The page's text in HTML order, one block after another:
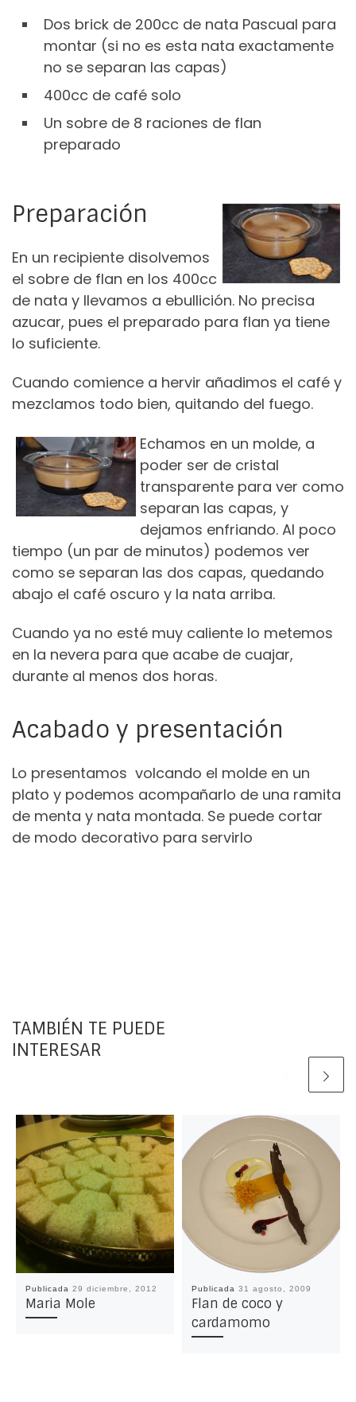
Dos brick de 200cc de nata Pascual para
montar (si no es esta nata exactamente
no se separan las capas)
400cc de café solo
Un sobre de 8 raciones de flan
preparado
Preparación
En un recipiente disolvemos
el sobre de flan en los 400cc
de nata y llevamos a ebullición. No precisa
azucar, pues el preparado para flan ya tiene
lo suficiente.
Cuando comience a hervir añadimos el café y
mezclamos todo bien, quitando del fuego.
Echamos en un molde, a
poder ser de cristal
transparente para ver como
separan las capas, y
dejamos enfriando. Al poco
tiempo (un par de minutos) podemos ver
como se separan las dos capas, quedando
abajo el café oscuro y la nata arriba.
Cuando ya no esté muy caliente lo metemos
en la nevera para que acabe de cuajar,
durante al menos dos horas.
Acabado y presentación
Lo presentamos volcando el molde en un
plato y podemos acompañarlo de una ramita
de menta y nata montada. Se puede cortar
de modo decorativo para servirlo
TAMBIÉN TE PUEDE
INTERESAR
Publicada 29 diciembre, 2012
Maria Mole
Publicada 31 agosto, 2009
Flan de coco y
cardamomo